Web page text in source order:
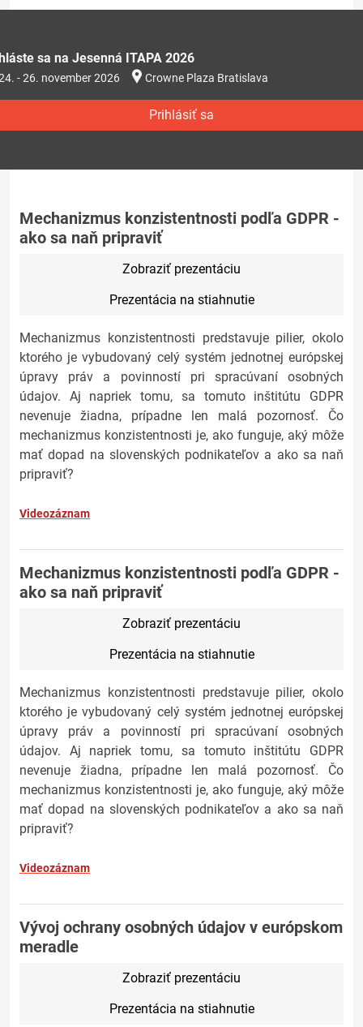
sa na Jesenná ITAPA 2026
- 26. november 2026 Crowne Plaza Bratislava
Prihlásiť sa
Mechanizmus konzistentnosti podľa GDPR -
ako sa naň pripraviť
Zobraziť prezentáciu
Prezentácia na stiahnutie
Mechanizmus konzistentnosti predstavuje pilier, okolo
ktorého je vybudovaný celý systém jednotnej európskej
úpravy práv a povinností pri spracúvaní osobných
údajov. Aj napriek tomu, sa tomuto inštitútu GDPR
nevenuje žiadna, prípadne len malá pozornosť. Čo
mechanizmus konzistentnosti je, ako funguje, aký môže
mať dopad na slovenských podnikateľov a ako sa naň
pripraviť?
Videozáznam
Mechanizmus konzistentnosti podľa GDPR -
ako sa naň pripraviť
Zobraziť prezentáciu
Prezentácia na stiahnutie
Mechanizmus konzistentnosti predstavuje pilier, okolo
ktorého je vybudovaný celý systém jednotnej európskej
úpravy práv a povinností pri spracúvaní osobných
údajov. Aj napriek tomu, sa tomuto inštitútu GDPR
nevenuje žiadna, prípadne len malá pozornosť. Čo
mechanizmus konzistentnosti je, ako funguje, aký môže
mať dopad na slovenských podnikateľov a ako sa naň
pripraviť?
Videozáznam
Vývoj ochrany osobných údajov v európskom
meradle
Zobraziť prezentáciu
Prezentácia na stiahnutie